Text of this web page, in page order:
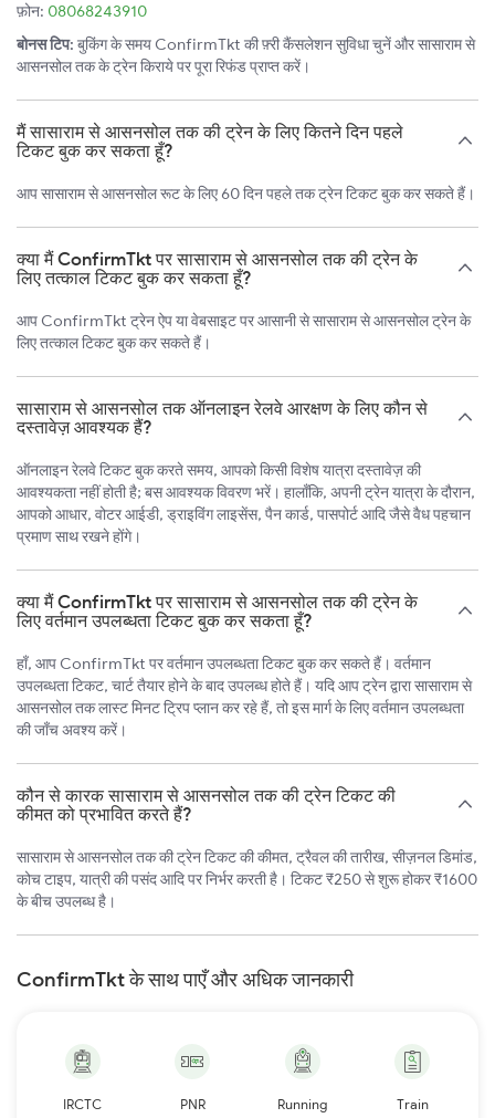
फ़ोन: 08068243910
बोनस टिप: बुकिंग के समय ConfirmTkt की फ़्री कैंसलेशन सुविधा चुनें और सासाराम से
आसनसोल तक के ट्रेन किराये पर पूरा रिफंड प्राप्त करें।
मैं सासाराम से आसनसोल तक की ट्रेन के लिए कितने दिन पहले
टिकट बुक कर सकता हूँ?
आप सासाराम से आसनसोल रूट के लिए 60 दिन पहले तक ट्रेन टिकट बुक कर सकते हैं।
क्या मैं ConfirmTkt पर सासाराम से आसनसोल तक की ट्रेन के
लिए तत्काल टिकट बुक कर सकता हूँ?
आप ConfirmTkt ट्रेन ऐप या वेबसाइट पर आसानी से सासाराम से आसनसोल ट्रेन के
लिए तत्काल टिकट बुक कर सकते हैं।
सासाराम से आसनसोल तक ऑनलाइन रेलवे आरक्षण के लिए कौन से
दस्तावेज़ आवश्यक हैं?
ऑनलाइन रेलवे टिकट बुक करते समय, आपको किसी विशेष यात्रा दस्तावेज़ की
आवश्यकता नहीं होती है; बस आवश्यक विवरण भरें। हालाँकि, अपनी ट्रेन यात्रा के दौरान,
आपको आधार, वोटर आईडी, ड्राइविंग लाइसेंस, पैन कार्ड, पासपोर्ट आदि जैसे वैध पहचान
प्रमाण साथ रखने होंगे।
क्या मैं ConfirmTkt पर सासाराम से आसनसोल तक की ट्रेन के
लिए वर्तमान उपलब्धता टिकट बुक कर सकता हूँ?
हाँ, आप ConfirmTkt पर वर्तमान उपलब्धता टिकट बुक कर सकते हैं। वर्तमान
उपलब्धता टिकट, चार्ट तैयार होने के बाद उपलब्ध होते हैं। यदि आप ट्रेन द्वारा सासाराम से
आसनसोल तक लास्ट मिनट ट्रिप प्लान कर रहे हैं, तो इस मार्ग के लिए वर्तमान उपलब्धता
की जाँच अवश्य करें।
कौन से कारक सासाराम से आसनसोल तक की ट्रेन टिकट की
कीमत को प्रभावित करते हैं?
सासाराम से आसनसोल तक की ट्रेन टिकट की कीमत, ट्रैवल की तारीख, सीज़नल डिमांड,
कोच टाइप, यात्री की पसंद आदि पर निर्भर करती है। टिकट ₹250 से शुरू होकर ₹1600
के बीच उपलब्ध है।
ConfirmTkt के साथ पाएँ और अधिक जानकारी
IRCTC
PNR
Running
Train